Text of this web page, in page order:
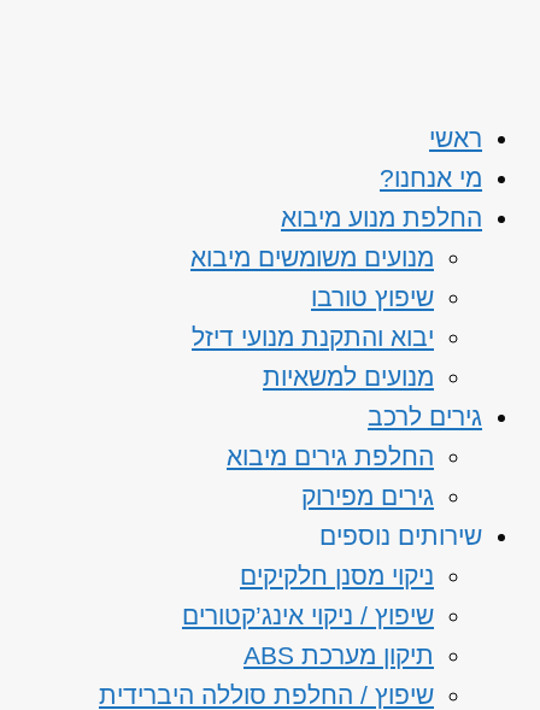
ראשי
מי אנחנו?
החלפת מנוע מיבוא
מנועים משומשים מיבוא
שיפוץ טורבו
יבוא והתקנת מנועי דיזל
מנועים למשאיות
גירים לרכב
החלפת גירים מיבוא
גירים מפירוק
שירותים נוספים
ניקוי מסנן חלקיקים
שיפוץ / ניקוי אינג’קטורים
תיקון מערכת ABS
שיפוץ / החלפת סוללה היברידית